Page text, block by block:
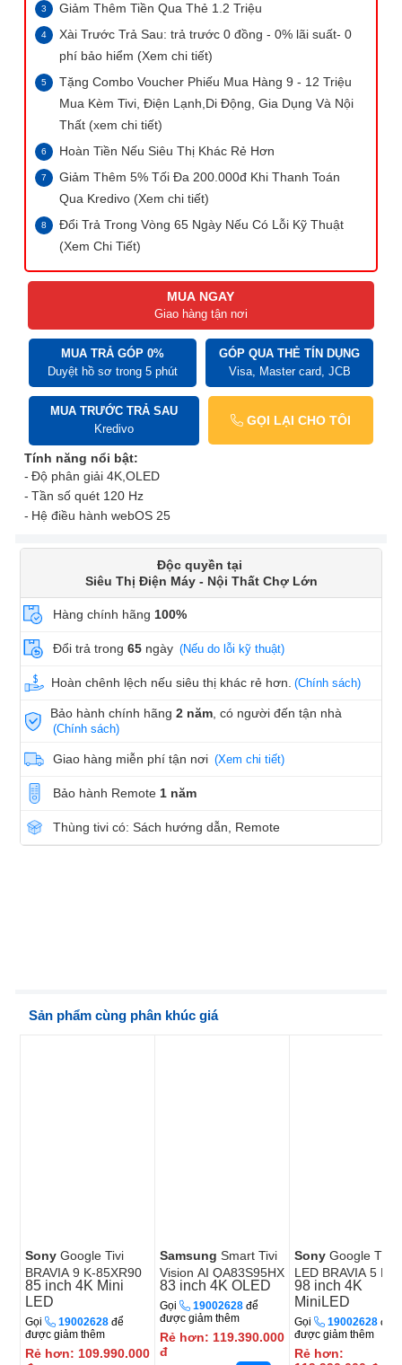
Giảm Thêm Tiền Qua Thẻ 1.2 Triệu
Xài Trước Trả Sau: trả trước 0 đồng - 0% lãi suất- 0
phí bảo hiểm (Xem chi tiết)
Tặng Combo Voucher Phiếu Mua Hàng 9 - 12 Triệu
Mua Kèm Tivi, Điện Lạnh,Di Động, Gia Dụng Và Nội
Thất (xem chi tiết)
Hoàn Tiền Nếu Siêu Thị Khác Rẻ Hơn
Giảm Thêm 5% Tối Đa 200.000đ Khi Thanh Toán
Qua Kredivo (Xem chi tiết)
Đổi Trả Trong Vòng 65 Ngày Nếu Có Lỗi Kỹ Thuật
(Xem Chi Tiết)
MUA NGAY
Giao hàng tận nơi
MUA TRẢ GÓP 0%
Duyệt hồ sơ trong 5 phút
GÓP QUA THẺ TÍN DỤNG
Visa, Master card, JCB
MUA TRƯỚC TRẢ SAU
Kredivo
GỌI LẠI CHO TÔI
Tính năng nổi bật:
Độ phân giải 4K, OLED
Tần số quét 120 Hz
Hệ điều hành webOS 25
Độc quyền tại
Siêu Thị Điện Máy - Nội Thất Chợ Lớn
Hàng chính hãng 100%
Đổi trả trong 65 ngày (Nếu do lỗi kỹ thuật)
Hoàn chênh lệch nếu siêu thị khác rẻ hơn. (Chính sách)
Bảo hành chính hãng2 năm , có người đến tận nhà
(Chính sách)
Giao hàng miễn phí tận nơi (Xem chi tiết)
Bảo hành Remote 1 năm
Thùng tivi có: Sách hướng dẫn, Remote
Sản phẩm cùng phân khúc giá
Sony Google Tivi
BRAVIA 9 K-85XR90
85 inch 4K Mini
LED
Gọi 19002628 để
được giảm thêm
Rẻ hơn: 109.990.000
Samsung Smart Tivi
Vision AI QA83S95HX
83 inch 4K OLED
Gọi 19002628 để
được giảm thêm
Rẻ hơn: 119.390.000
đ
Sony Google TV
LED BRAVIA 5 K-
98XR50
98 inch 4K
MiniLED
Gọi 19002628 để
được giảm thêm
Rẻ hơn: